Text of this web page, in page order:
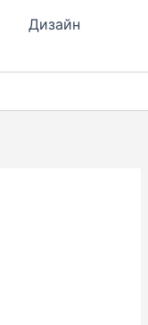
Дизайн